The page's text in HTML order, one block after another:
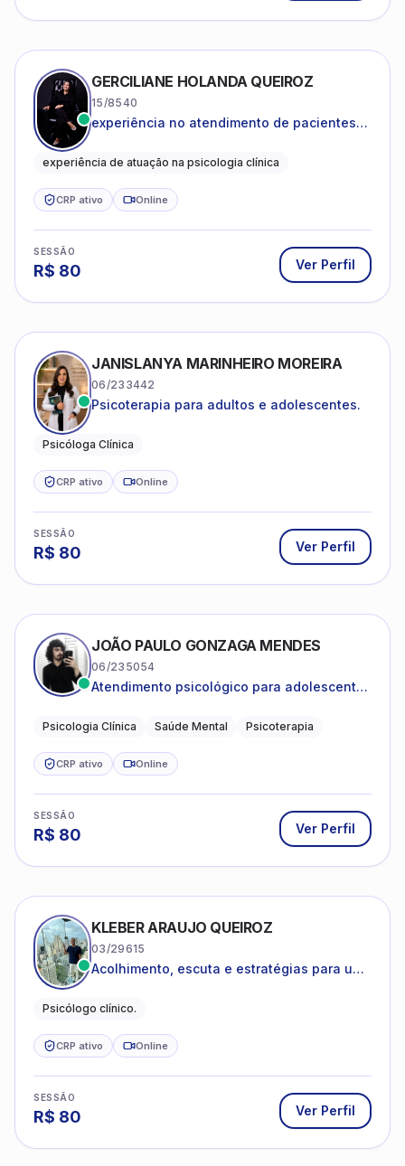
GERCILIANE HOLANDA QUEIROZ
15/8540
experiência no atendimento de pacientes
catastróficos e comportamentos
experiência de atuação na psicologia clínica
CRP ativo Online
SESSÃO
R$ 80 Ver Perfil
JANISLANYA MARINHEIRO MOREIRA
06/233442
Psicoterapia para adultos e adolescentes.
Psicóloga Clínica
CRP ativo Online
SESSÃO
R$ 80 Ver Perfil
JOÃO PAULO GONZAGA MENDES
06/235054
Atendimento psicológico para adolescentes
depressão e autoestima.
Psicologia Clínica Saúde Mental Psicoterapia
CRP ativo Online
SESSÃO
R$ 80 Ver Perfil
KLEBER ARAUJO QUEIROZ
03/29615
Acolhimento, escuta e estratégias para uma
Psicólogo clínico.
CRP ativo Online
SESSÃO
R$ 80 Ver Perfil